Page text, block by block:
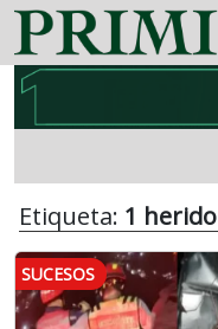
Etiqueta: 1 herido
SUCESOS